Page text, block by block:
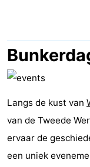
&
doen
-
Musea
-
-
Langs de kust van
van de Tweede
ervaar de
een uniek